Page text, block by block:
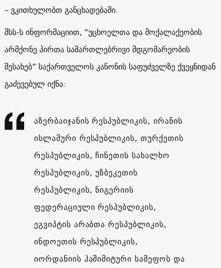
– ვკითხულობთ განცხადებაში.
შსს-ს ინფორმაციით, “უცხოელთა და მოქალაქეობის
არმქონე პირთა სამართლებრივი მდგომარეობის
შესახებ” საქართველოს კანონის საფუძველზე ქვეყნიდან
გაძევებულ იქნა:
აზერბაიჯანის რესპუბლიკის, ირანის
ისლამური რესპუბლიკის, თურქეთის
რესპუბლიკის, ჩინეთის სახალხო
რესპუბლიკის, უზბეკეთის
რესპუბლიკის, ნიგერიის
ფედერაციული რესპუბლიკის,
ეგვიპტის არაბთა რესპუბლიკის,
ინდოეთის რესპუბლიკის,
იორდანიის ჰაშიმიტური სამეფოს და